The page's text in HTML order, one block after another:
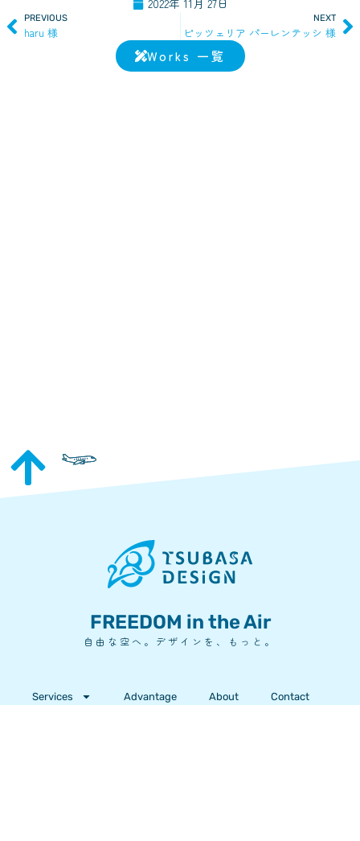
2022年 11月 27日
PREVIOUS
haru 様
NEXT
ピッツェリア パーレンテッシ 様
Works 一覧
FREEDOM in the Air
自由な空へ。デザインを、もっと。
Services Advantage About Contact